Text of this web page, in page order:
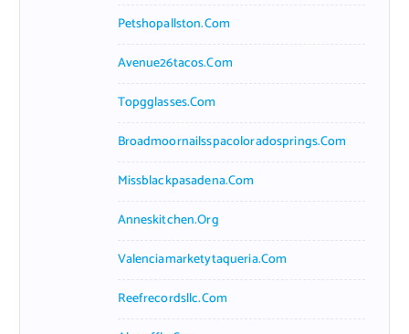
Petshopallston.com
Avenue26tacos.com
Topgglasses.com
Broadmoornailsspacoloradosprings.com
Missblackpasadena.com
Anneskitchen.org
Valenciamarketytaqueria.com
Reefrecordsllc.com